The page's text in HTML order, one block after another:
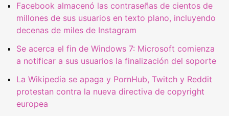
Facebook almacenó las contraseñas de cientos de
millones de sus usuarios en texto plano, incluyendo
decenas de miles de Instagram
Se acerca el fin de Windows 7: Microsoft comienza
a notificar a sus usuarios la finalización del soporte
La Wikipedia se apaga y PornHub, Twitch y Reddit
protestan contra la nueva directiva de copyright
europea